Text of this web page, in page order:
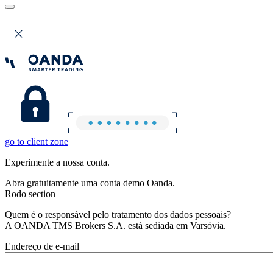
go to client zone
Experimente a nossa conta.
Abra gratuitamente uma conta demo Oanda.
Rodo section
Quem é o responsável pelo tratamento dos dados pessoais?
A OANDA TMS Brokers S.A. está sediada em Varsóvia.
Endereço de e-mail